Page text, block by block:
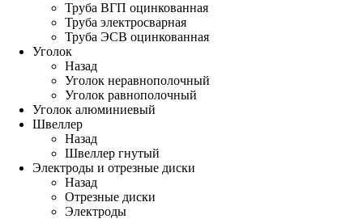
Труба ВГП оцинкованная
Труба электросварная
Труба ЭСВ оцинкованная
Уголок
Назад
Уголок неравнополочный
Уголок равнополочный
Уголок алюминиевый
Швеллер
Назад
Швеллер гнутый
Электроды и отрезные диски
Назад
Отрезные диски
Электроды